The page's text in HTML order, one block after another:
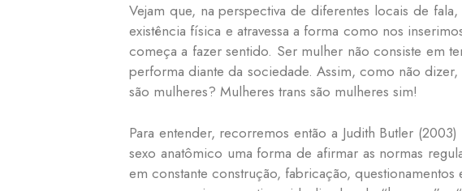
Vejam que, na perspectiva de diferentes locais de
existência física e atravessa a forma como nos
começa a fazer sentido. Ser mulher não consiste em
performa diante da sociedade. Assim, como não
são mulheres? Mulheres trans são mulheres sim!
Para entender, recorremos então a Judith Butler
sexo anatômico uma forma de afirmar as normas
em constante construção, fabricação,